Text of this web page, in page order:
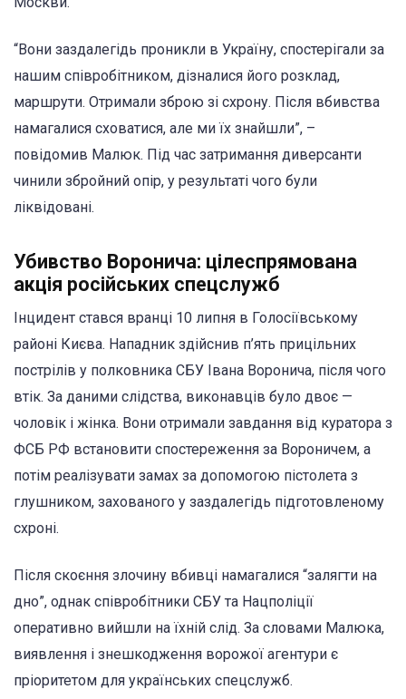
“Вони заздалегідь проникли в Україну, спостерігали за
нашим співробітником, дізналися його розклад,
маршрути. Отримали зброю зі схрону. Після вбивства
намагалися сховатися, але ми їх знайшли”, –
повідомив Малюк. Під час затримання диверсанти
чинили збройний опір, у результаті чого були
ліквідовані.
Убивство Воронича: цілеспрямована
акція російських спецслужб
Інцидент стався вранці 10 липня в Голосіївському
районі Києва. Нападник здійснив п’ять прицільних
пострілів у полковника СБУ Івана Воронича, після чого
втік. За даними слідства, виконавців було двоє —
чоловік і жінка. Вони отримали завдання від куратора з
ФСБ РФ встановити спостереження за Вороничем, а
потім реалізувати замах за допомогою пістолета з
глушником, захованого у заздалегідь підготовленому
схроні.
Після скоєння злочину вбивці намагалися “залягти на
дно”, однак співробітники СБУ та Нацполіції
оперативно вийшли на їхній слід. За словами Малюка,
виявлення і знешкодження ворожої агентури є
пріоритетом для українських спецслужб.